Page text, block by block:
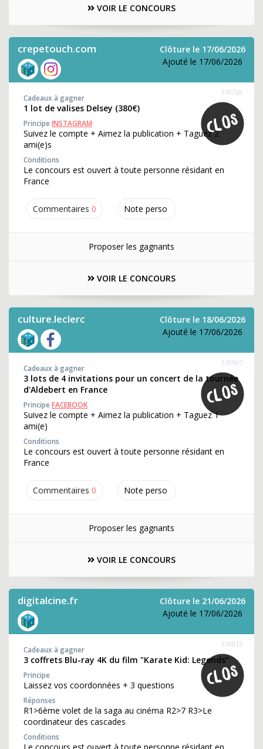
VOIR LE CONCOURS
crepetouch.com
Clôture le 17/06/2026
Ajouté le 17/06/2026
Commentaires 0 Note perso
370769
Cadeaux à gagner
1 lot de valises Delsey (380€)
PrincipeINSTAGRAM
Suivez le compte + Aimez la publication + Taguez 2
ami(e)s
Conditions
Le concours est ouvert à toute personne résidant en
France
Proposer les gagnants
VOIR LE CONCOURS
culture.leclerc
Clôture le 18/06/2026
Ajouté le 17/06/2026
Commentaires 0 Note perso
370907
Cadeaux à gagner
3 lots de 4 invitations pour un concert de la tournée
d'Aldebert en France
PrincipeFACEBOOK
Suivez le compte + Aimez la publication + Taguez 1
ami(e)
Conditions
Le concours est ouvert à toute personne résidant en
France
Proposer les gagnants
VOIR LE CONCOURS
digitalcine.fr
Clôture le 21/06/2026
Ajouté le 17/06/2026
370812
Cadeaux à gagner
3 coffrets Blu-ray 4K du film "Karate Kid: Legends"
Principe
Laissez vos coordonnées + 3 questions
Réponses
R1>6ème volet de la saga au cinéma R2>7 R3>Le
coordinateur des cascades
Conditions